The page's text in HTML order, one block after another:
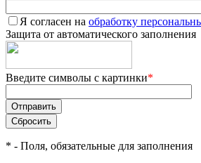
Я согласен на обработку
Защита от автоматического заполнения
Введите символы с картинки*
* - Поля, обязательные для заполнения